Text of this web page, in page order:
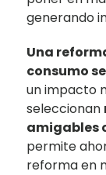
generando
Una
consumo
un impacto
seleccionan
amigables
permite
reforma en